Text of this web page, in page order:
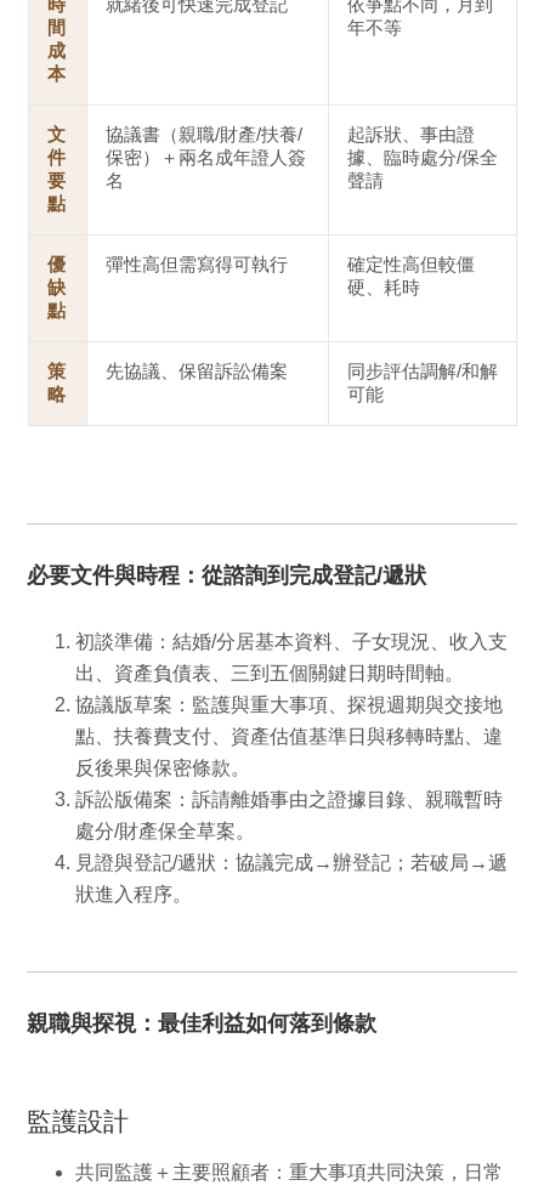
間
成
本
年不等
文
件
要
點
協議書（親職/財產/扶養/
保密）＋兩名成年證人簽
名
起訴狀、事由證
據、臨時處分/保全
聲請
優
缺
點
彈性高但需寫得可執行
確定性高但較僵
硬、耗時
策
略
先協議、保留訴訟備案
同步評估調解/和解
可能
必要文件與時程：從諮詢到完成登記/遞狀
初談準備：結婚/分居基本資料、子女現況、收入支
出、資產負債表、三到五個關鍵日期時間軸。
協議版草案： 監護與重大事項、探視週期與交接地
點、扶養費支付、資產估值基準日與移轉時點、違
反後果與保密條款。
訴訟版備案：訴請離婚事由之證據目錄、親職暫時
處分/財產保全草案。
見證與登記/遞狀：協議完成→辦登記；若破局→遞
狀進入程序。
親職與探視：最佳利益如何落到條款
監護設計
共同監護＋主要照顧者：重大事項共同決策，日常